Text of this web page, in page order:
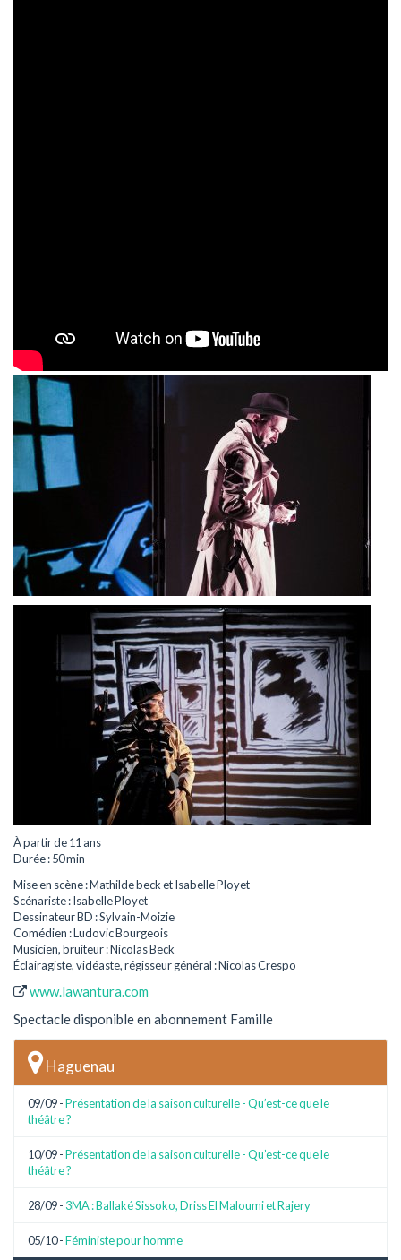
À partir de 11 ans
Durée : 50 min
Mise en scène : Mathilde beck et Isabelle Ployet
Scénariste : Isabelle Ployet
Dessinateur BD : Sylvain-Moizie
Comédien : Ludovic Bourgeois
Musicien, bruiteur : Nicolas Beck
Éclairagiste, vidéaste, régisseur général : Nicolas Crespo
www.lawantura.com
Spectacle disponible en abonnement Famille
Haguenau
09/09 -Présentation de la saison culturelle - Qu’est-ce que le
théâtre ?
10/09 -Présentation de la saison culturelle - Qu’est-ce que le
théâtre ?
28/09 - 3MA : Ballaké Sissoko, Driss El Maloumi et Rajery
05/10 -Féministe pour homme